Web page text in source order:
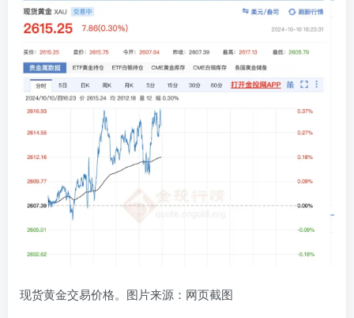
现货黄金交易价格。图片来源：网页截图